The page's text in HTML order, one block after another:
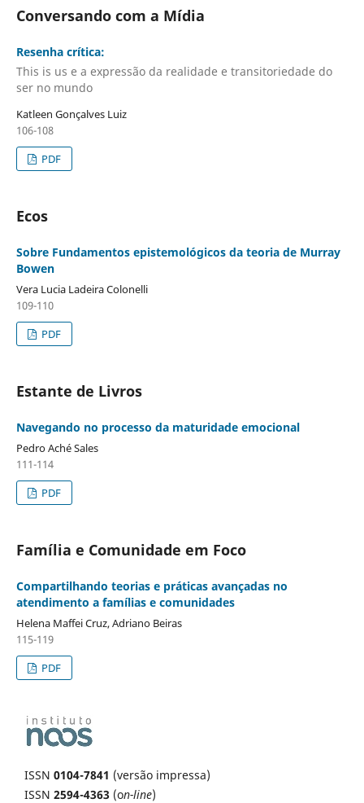
Conversando com a Mídia
Resenha crítica:
This is us e a expressão da realidade e transitoriedade do
ser no mundo
Katleen Gonçalves Luiz
106-108
PDF
Ecos
Sobre Fundamentos epistemológicos da teoria de Murray
Bowen
Vera Lucia Ladeira Colonelli
109-110
PDF
Estante de Livros
Navegando no processo da maturidade emocional
Pedro Aché Sales
111-114
PDF
Família e Comunidade em Foco
Compartilhando teorias e práticas avançadas no
atendimento a famílias e comunidades
Helena Maffei Cruz, Adriano Beiras
115-119
PDF
ISSN 0104-7841 (versão impressa)
ISSN 2594-4363 (on-line)